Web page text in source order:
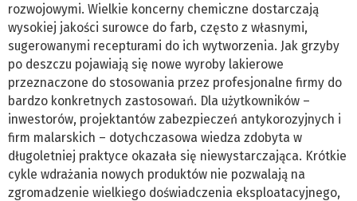
rozwojowymi. Wielkie koncerny chemiczne dostarczają
wysokiej jakości surowce do farb, często z własnymi,
sugerowanymi recepturami do ich wytworzenia. Jak grzyby
po deszczu pojawiają się nowe wyroby lakierowe
przeznaczone do stosowania przez profesjonalne firmy do
bardzo konkretnych zastosowań. Dla użytkowników –
inwestorów, projektantów zabezpieczeń antykorozyjnych i
firm malarskich – dotychczasowa wiedza zdobyta w
długoletniej praktyce okazała się niewystarczająca. Krótkie
cykle wdrażania nowych produktów nie pozwalają na
zgromadzenie wielkiego doświadczenia eksploatacyjnego,